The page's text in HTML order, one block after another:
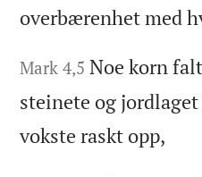
overbærenhet med
Mark 4,5 Noe korn
steinete og
vokste raskt opp,